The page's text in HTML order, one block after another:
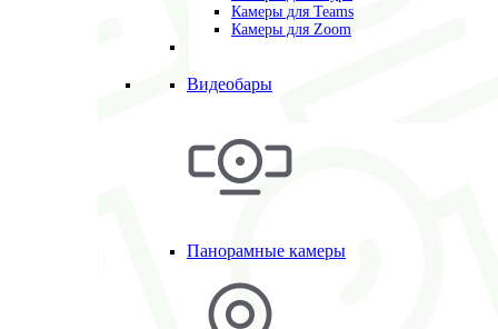
Камеры для Teams
Камеры для Zoom
Видеобары
Панорамные камеры